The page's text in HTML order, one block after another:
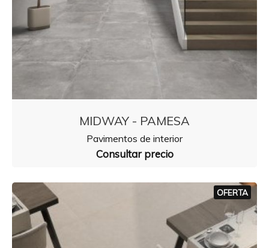
MIDWAY - PAMESA
Pavimentos de interior
Consultar precio
OFERTA